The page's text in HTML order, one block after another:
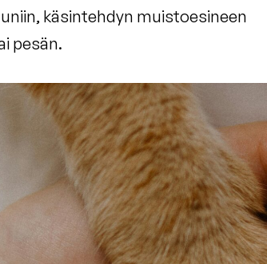
käsintehdyn muistoesineen
pesän.